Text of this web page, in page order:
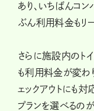
あり、いちばんコ
ぶん利用料金もリ
さらに施設内のト
も利用料金が変わり
ェックアウトにも
プランを選べるの